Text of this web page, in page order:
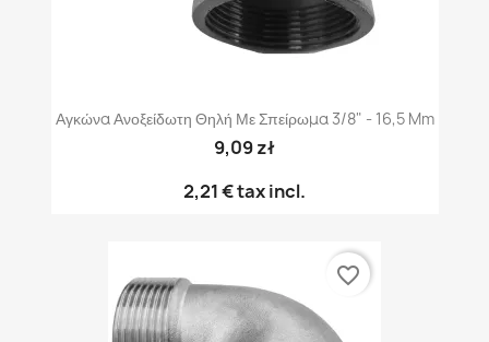
Αγκώνα Ανοξείδωτη Θηλή Με Σπείρωμα 3/8" - 16,5 Mm
9,09 zł
2,21 €tax incl.
favorite_border